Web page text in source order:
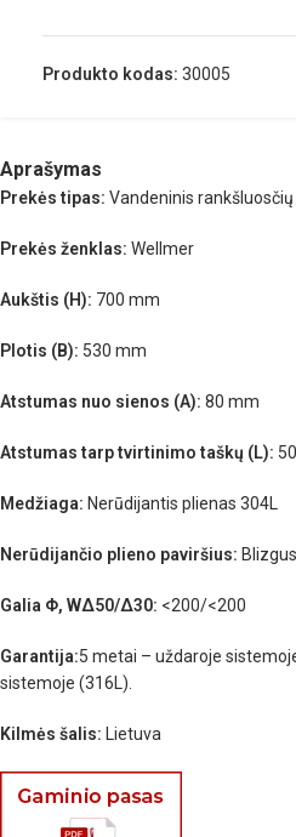
Produkto kodas: 30005
Aprašymas
Prekės tipas: Vandeninis
Prekės ženklas: Wellmer
Aukštis (H): 700 mm
Plotis (B): 530 mm
Atstumas nuo sienos (A): 80 mm
Atstumas tarp tvirtinimo taškų (L):
Medžiaga: Nerūdijantis plienas 304L
Nerūdijančio plieno paviršius: Blizgus
Galia Φ, WΔ50/Δ30: <200/<200
Garantija:5 metai – uždaroje
sistemoje (316L).
Kilmės šalis: Lietuva